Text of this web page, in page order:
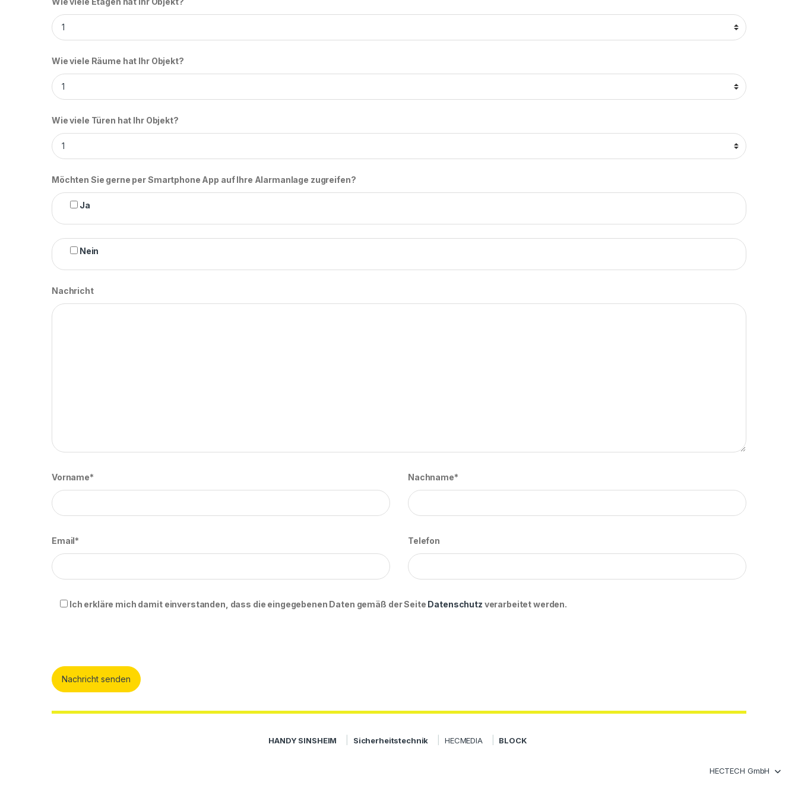
Wie viele Räume hat Ihr Objekt?
Wie viele Türen hat Ihr Objekt?
Möchten Sie gerne per Smartphone App auf Ihre Alarmanlage zugreifen?
Ja
Nein
Nachricht
Vorname* Nachname*
Email* Telefon
Ich erkläre mich damit einverstanden, dass die eingegebenen Daten gemäß der Seite Datenschutz verarbeitet werden.
HANDY SINSHEIM Sicherheitstechnik HECMEDIA BLOCK
HECTECH GmbH